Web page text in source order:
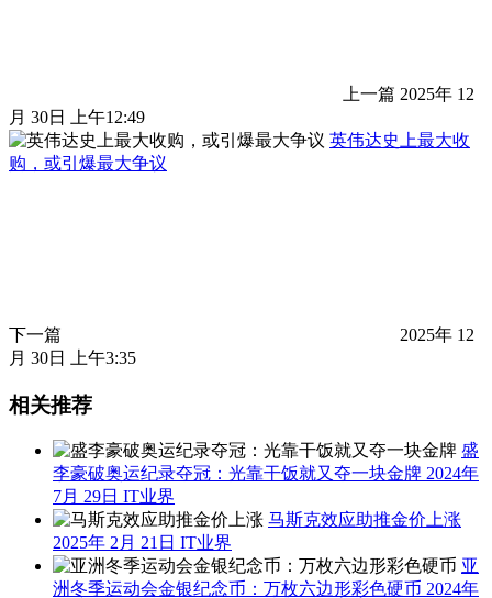
上一篇 2025年 12
月 30日 上午12:49
英伟达史上最大收
购，或引爆最大争议
下一篇
2025年 12
月 30日 上午3:35
相关推荐
盛
李豪破奥运纪录夺冠：光靠干饭就又夺一块金牌 2024年
7月 29日 IT业界
马斯克效应助推金价上涨
2025年 2月 21日 IT业界
亚
洲冬季运动会金银纪念币：万枚六边形彩色硬币 2024年